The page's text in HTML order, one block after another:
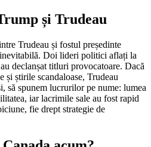
și Trudeau
Trudeau și fostul președinte
Doi lideri politici aflați la
declanșat titluri provocatoare. Dacă
și știrile scandaloase, Trudeau
să spunem lucrurilor pe nume: lumea
iar lacrimile sale au fost rapid
fie drept strategie de